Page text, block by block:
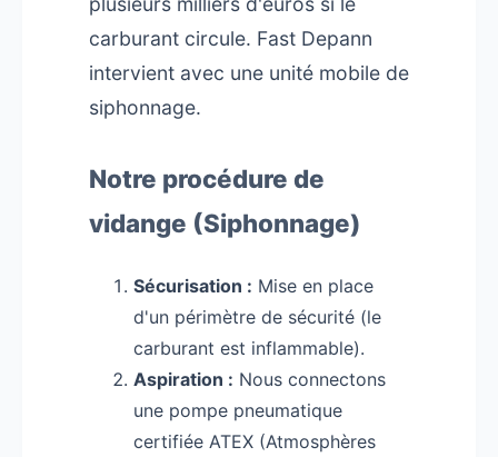
carburant circule. Fast Depann
intervient avec une unité mobile de
siphonnage.
Notre procédure de
vidange (Siphonnage)
Sécurisation : Mise en place
d'un périmètre de sécurité (le
carburant est inflammable).
Aspiration : Nous connectons
une pompe pneumatique
certifiée ATEX (Atmosphères